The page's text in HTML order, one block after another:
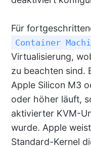
Für
Container
Virtualisierung,
zu beachten sind.
Apple Silicon M3
oder höher läuft,
aktivierter KVM-
wurde. Apple
Standard-Kernel